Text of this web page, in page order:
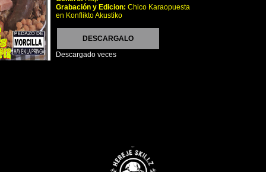
Grabación y Edicion: Chico Karaopuesta
en Konflikto Akustiko
DESCARGALO
Descargado veces